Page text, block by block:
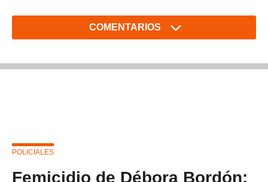
COMENTARIOS